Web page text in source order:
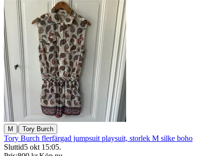
M | Tory Burch
Tory Burch flerfärgad jumpsuit playsuit, storlek M silke boho
Sluttid5 okt 15:05.